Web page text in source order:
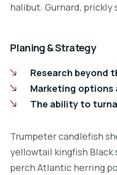
halibut. Gurnard, prickly
Planing & Strategy
Research beyond
Marketing options
The ability to
Trumpeter candlefish
yellowtail kingfish Black
perch Atlantic herring